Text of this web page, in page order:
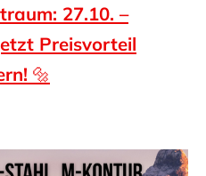
27.10. –
Preisvorteil
🔩